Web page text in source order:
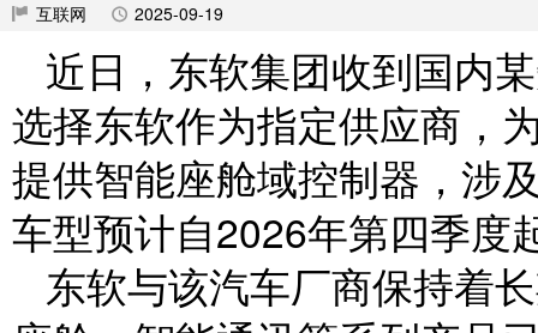
互联网 2025-09-19
近日，东软集团收到国内
选择东软作为指定供应商，
提供智能座舱域控制器，涉
车型预计自2026年第四季度
东软与该汽车厂商保持着